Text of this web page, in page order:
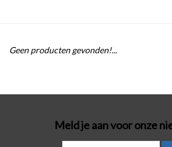
Badmode
Lingerie-accessoires
Geen producten gevonden!...
Meld je aan voor onze